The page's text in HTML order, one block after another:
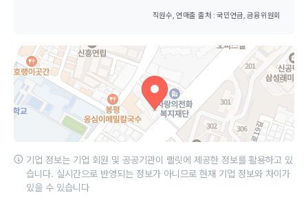
직원수, 연매출 출처 : 국민연금, 금융위원회
기업 정보는 기업 회원 및 공공기관이 랠릿에 제공한 정보를 활용하고 있
습니다. 실시간으로 반영되는 정보가 아니므로 현재 기업 정보와 차이가
있을 수 있습니다